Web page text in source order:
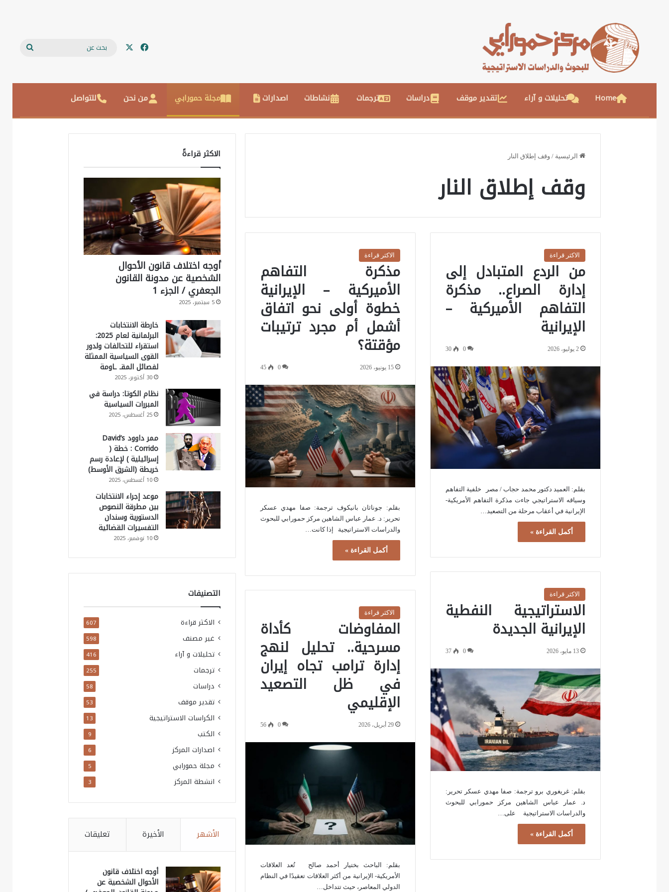
فيسبوك
Home تحليلات و آراء تقدير موقف دراسات ترجمات نشاطات اصدارات مجلة حمورابي من نحن للتواصل
الرئيسية / وقف إطلاق النار
وقف إطلاق النار
الاكثر قراءة
من الردع المتبادل إلى
إدارة الصراع.. مذكرة
التفاهم الأميركية –
الإيرانية
2 يوليو، 2026 0
30
بقلم: العميد دكتور محمد حجاب / مصر خلفية التفاهم
وسياقه الاستراتيجي جاءت مذكرة التفاهم الأمريكية-
الإيرانية في أعقاب مرحلة من التصعيد…
أكمل القراءة »
الاكثر قراءة
مذكرة التفاهم
الأميركية – الإيرانية
خطوة أولى نحو اتفاق
أشمل أم مجرد ترتيبات
مؤقتة؟
15 يونيو، 2026 0
45
بقلم: جوناثان بانيكوف ترجمة: صفا مهدي عسكر
تحرير: د. عمار عباس الشاهين مركز حمورابي للبحوث
والدراسات الاستراتيجية إذا كانت…
أكمل القراءة »
الاكثر قراءة
الاستراتيجية النفطية
الإيرانية الجديدة
13 مايو، 2026 0
37
بقلم: غريغوري برو ترجمة: صفا مهدي عسكر تحرير:
د. عمار عباس الشاهين مركز حمورابي للبحوث
والدراسات الاستراتيجية على…
أكمل القراءة »
الاكثر قراءة
المفاوضات كأداة
مسرحية.. تحليل لنهج
إدارة ترامب تجاه إيران
في ظل التصعيد
الإقليمي
29 أبريل، 2026 0
56
بقلم: الباحث بختيار أحمد صالح تُعد العلاقات
الأمريكية- الإيرانية من أكثر العلاقات تعقيدًا في النظام
الدولي المعاصر، حيث تتداخل…
الاكثر قراءةً
أوجه اختلاف قانون الأحوال
الشخصية عن مدونة القانون
الجعفري / الجزء 1
5 سبتمبر، 2025
خارطة الانتخابات
البرلمانية لعام 2025:
استقراء للتحالفات ولدور
القوى السياسية الممثلة
لفصائل المقـ ـاومة
30 أكتوبر، 2025
نظام الكوتا: دراسة في
المبررات السياسية
25 أغسطس، 2025
ممر داوود David’s
Corrido : خطة (
إسرائيلية ) لإعادة رسم
خريطة (الشرق الأوسط)
10 أغسطس، 2025
موعد إجراء الانتخابات
بين مطرقة النصوص
الدستورية وسندان
التفسيرات القضائية
10 نوفمبر، 2025
التصنيفات
الاكثر قراءة 607
غير مصنف 598
تحليلات و آراء 416
ترجمات 255
دراسات 58
تقدير موقف 53
الكراسات الاستراتيجية 13
الكتب 9
اصدارات المركز 6
مجلة حمورابي 5
انشطة المركز 3
الأشهر الأخيرة تعليقات
أوجه اختلاف قانون
الأحوال الشخصية عن